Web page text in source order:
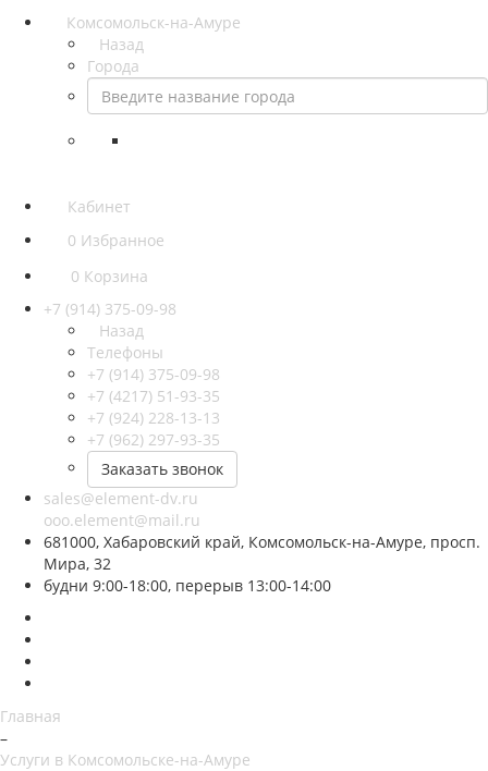
Комсомольск-на-Амуре
Назад
Города
Кабинет
0 Избранное
0 Корзина
+7 (914) 375-09-98
Назад
Телефоны
+7 (914) 375-09-98
+7 (4217) 51-93-35
+7 (924) 228-13-13
+7 (962) 297-93-35
Заказать звонок
sales@element-dv.ru
ooo.element@mail.ru
681000, Хабаровский край, Комсомольск-на-Амуре, просп.
Мира, 32
будни 9:00-18:00, перерыв 13:00-14:00
Главная
–
Услуги в Комсомольске-на-Амуре